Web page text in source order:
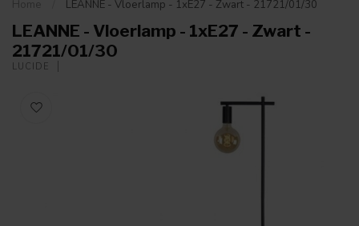
Home LEANNE - Vloerlamp - 1xE27 - Zwart - 21721/01/30
LEANNE - Vloerlamp - 1xE27 - Zwart -
21721/01/30
LUCIDE